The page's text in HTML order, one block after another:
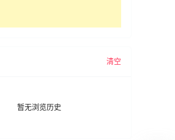
清空
暂无浏览历史